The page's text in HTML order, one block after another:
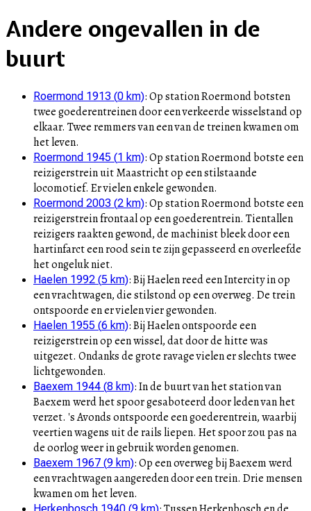
Andere ongevallen in de
buurt
Roermond 1913 (0 km):Op station Roermond botsten
twee goederentreinen door een verkeerde wisselstand op
elkaar. Twee remmers van een van de treinen kwamen om
het leven.
Roermond 1945 (1 km):Op station Roermond botste een
reizigerstrein uit Maastricht op een stilstaande
locomotief. Er vielen enkele gewonden.
Roermond 2003 (2 km):Op station Roermond botste een
reizigerstrein frontaal op een goederentrein. Tientallen
reizigers raakten gewond, de machinist bleek door een
hartinfarct een rood sein te zijn gepasseerd en overleefde
het ongeluk niet.
Haelen 1992 (5 km):Bij Haelen reed een Intercity in op
een vrachtwagen, die stilstond op een overweg. De trein
ontspoorde en er vielen vier gewonden.
Haelen 1955 (6 km):Bij Haelen ontspoorde een
reizigerstrein op een wissel, dat door de hitte was
uitgezet. Ondanks de grote ravage vielen er slechts twee
lichtgewonden.
Baexem 1944 (8 km):In de buurt van het station van
Baexem werd het spoor gesaboteerd door leden van het
verzet. 's Avonds ontspoorde een goederentrein, waarbij
veertien wagens uit de rails liepen. Het spoor zou pas na
de oorlog weer in gebruik worden genomen.
Baexem 1967 (9 km):Op een overweg bij Baexem werd
een vrachtwagen aangereden door een trein. Drie mensen
kwamen om het leven.
Herkenbosch 1940 (9 km)